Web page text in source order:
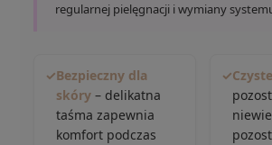
regularnej pielęgnacji i wymiany
✓Bezpieczny dla
skóry – delikatna
taśma zapewnia
komfort podczas
✓